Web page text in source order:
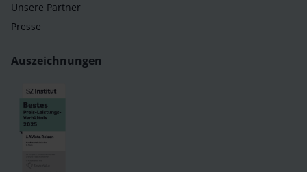
Unsere Partner
Presse
Auszeichnungen